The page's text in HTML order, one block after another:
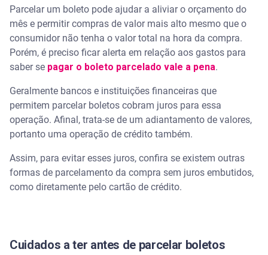
Parcelar um boleto pode ajudar a aliviar o orçamento do
mês e permitir compras de valor mais alto mesmo que o
consumidor não tenha o valor total na hora da compra.
Porém, é preciso ficar alerta em relação aos gastos para
saber se pagar o boleto parcelado vale a pena.
Geralmente bancos e instituições financeiras que
permitem parcelar boletos cobram juros para essa
operação. Afinal, trata-se de um adiantamento de valores,
portanto uma operação de crédito também.
Assim, para evitar esses juros, confira se existem outras
formas de parcelamento da compra sem juros embutidos,
como diretamente pelo cartão de crédito.
Cuidados a ter antes de parcelar boletos